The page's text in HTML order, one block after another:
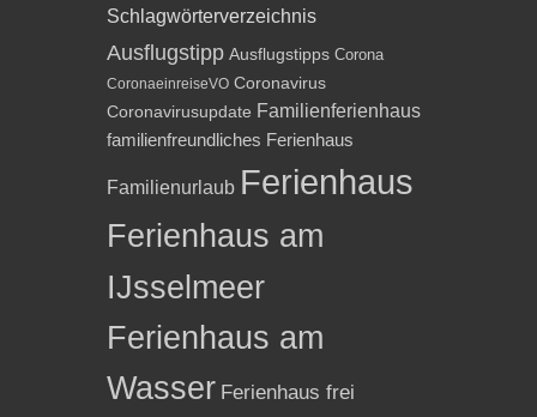
Schlagwörterverzeichnis
Ausflugstipp Ausflugstipps Corona
CoronaeinreiseVO Coronavirus
Coronavirusupdate Familienferienhaus
familienfreundliches Ferienhaus
Familienurlaub Ferienhaus
Ferienhaus am
IJsselmeer
Ferienhaus am
Wasser Ferienhaus frei